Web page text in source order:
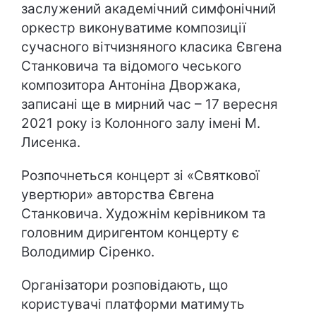
заслужений академічний симфонічний
оркестр виконуватиме композиції
сучасного вітчизняного класика Євгена
Станковича та відомого чеського
композитора Антоніна Дворжака,
записані ще в мирний час – 17 вересня
2021 року із Колонного залу імені М.
Лисенка.
Розпочнеться концерт зі «Святкової
увертюри» авторства Євгена
Станковича. Художнім керівником та
головним диригентом концерту є
Володимир Сіренко.
Організатори розповідають, що
користувачі платформи матимуть